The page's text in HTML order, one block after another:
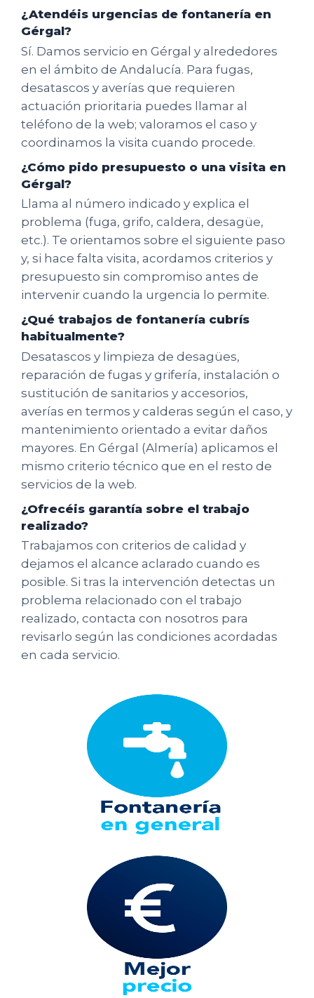
¿Atendéis urgencias de fontanería en
Gérgal?
Sí. Damos servicio en Gérgal y alrededores
en el ámbito de Andalucía. Para fugas,
desatascos y averías que requieren
actuación prioritaria puedes llamar al
teléfono de la web; valoramos el caso y
coordinamos la visita cuando procede.
¿Cómo pido presupuesto o una visita en
Gérgal?
Llama al número indicado y explica el
problema (fuga, grifo, caldera, desagüe,
etc.). Te orientamos sobre el siguiente paso
y, si hace falta visita, acordamos criterios y
presupuesto sin compromiso antes de
intervenir cuando la urgencia lo permite.
¿Qué trabajos de fontanería cubrís
habitualmente?
Desatascos y limpieza de desagües,
reparación de fugas y grifería, instalación o
sustitución de sanitarios y accesorios,
averías en termos y calderas según el caso, y
mantenimiento orientado a evitar daños
mayores. En Gérgal (Almería) aplicamos el
mismo criterio técnico que en el resto de
servicios de la web.
¿Ofrecéis garantía sobre el trabajo
realizado?
Trabajamos con criterios de calidad y
dejamos el alcance aclarado cuando es
posible. Si tras la intervención detectas un
problema relacionado con el trabajo
realizado, contacta con nosotros para
revisarlo según las condiciones acordadas
en cada servicio.